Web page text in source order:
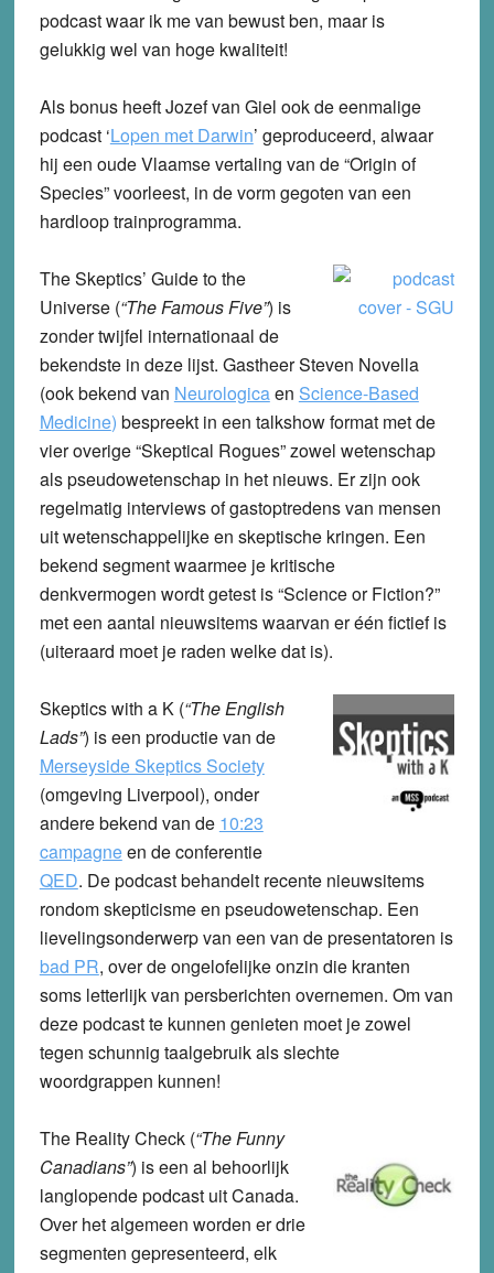
podcast waar ik me van bewust ben, maar is
gelukkig wel van hoge kwaliteit!
Als bonus heeft Jozef van Giel ook de eenmalige
podcast ‘Lopen met Darwin’ geproduceerd, alwaar
hij een oude Vlaamse vertaling van de “Origin of
Species” voorleest, in de vorm gegoten van een
hardloop trainprogramma.
The Skeptics’ Guide to the
Universe(“The Famous Five”) is
zonder twijfel internationaal de
bekendste in deze lijst. Gastheer Steven Novella
(ook bekend van Neurologicaen Science-Based
Medicine) bespreekt in een talkshow format met de
vier overige “Skeptical Rogues” zowel wetenschap
als pseudowetenschap in het nieuws. Er zijn ook
regelmatig interviews of gastoptredens van mensen
uit wetenschappelijke en skeptische kringen. Een
bekend segment waarmee je kritische
denkvermogen wordt getest is “Science or Fiction?”
met een aantal nieuwsitems waarvan er één fictief is
(uiteraard moet je raden welke dat is).
Skeptics with a K(“The English
Lads”) is een productie van de
Merseyside Skeptics Society
(omgeving Liverpool), onder
andere bekend van de 10:23
campagneen de conferentie
QED. De podcast behandelt recente nieuwsitems
rondom skepticisme en pseudowetenschap. Een
lievelingsonderwerp van een van de presentatoren is
bad PR, over de ongelofelijke onzin die kranten
soms letterlijk van persberichten overnemen. Om van
deze podcast te kunnen genieten moet je zowel
tegen schunnig taalgebruik als slechte
woordgrappen kunnen!
The Reality Check(“The Funny
Canadians”) is een al behoorlijk
langlopende podcast uit Canada.
Over het algemeen worden er drie
segmenten gepresenteerd, elk